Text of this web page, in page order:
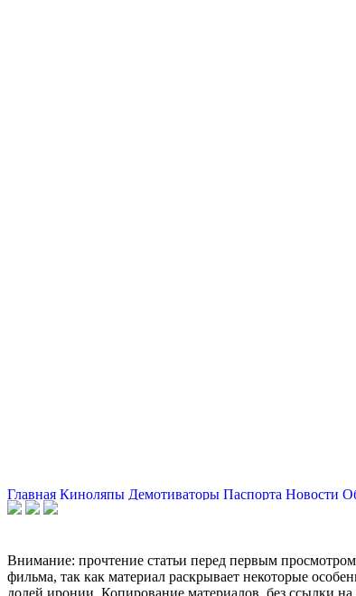
Главная Киноляпы Демотиваторы Паспорта Новости
Внимание: прочтение статьи перед первым
фильма, так как материал раскрывает некоторые